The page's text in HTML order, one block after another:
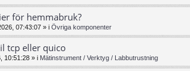
för hemmabruk?
07:43:07 » i Övriga komponenter
tcp eller quico
10:51:28 » i Mätinstrument / Verktyg / Labbutrustning